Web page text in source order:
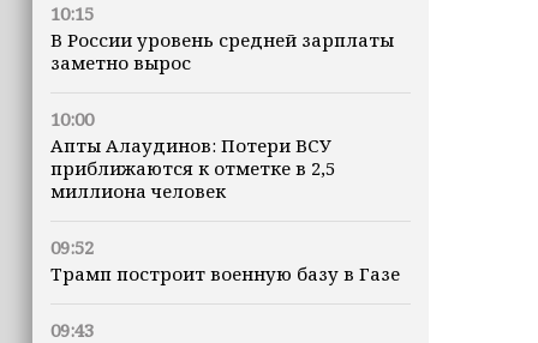
10:15
В России уровень средней зарплаты
заметно вырос
10:00
Апты Алаудинов: Потери ВСУ
приближаются к отметке в 2,5
миллиона человек
09:52
Трамп построит военную базу в Газе
09:43